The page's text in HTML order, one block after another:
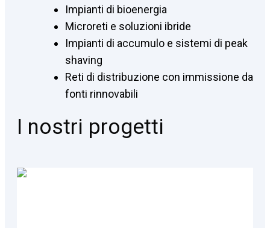
Impianti di bioenergia
Microreti e soluzioni ibride
Impianti di accumulo e sistemi di peak
shaving
Reti di distribuzione con immissione da
fonti rinnovabili
I nostri progetti